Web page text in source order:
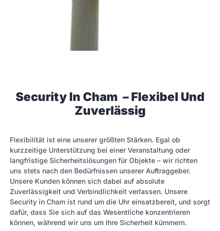
Security In Cham – Flexibel Und
Zuverlässig
Flexibilität ist eine unserer größten Stärken. Egal ob
kurzzeitige Unterstützung bei einer Veranstaltung oder
langfristige Sicherheitslösungen für Objekte – wir richten
uns stets nach den Bedürfnissen unserer Auftraggeber.
Unsere Kunden können sich dabei auf absolute
Zuverlässigkeit und Verbindlichkeit verlassen. Unsere
Security in Cham ist rund um die Uhr einsatzbereit, und sorgt
dafür, dass Sie sich auf das Wesentliche konzentrieren
können, während wir uns um Ihre Sicherheit kümmern.